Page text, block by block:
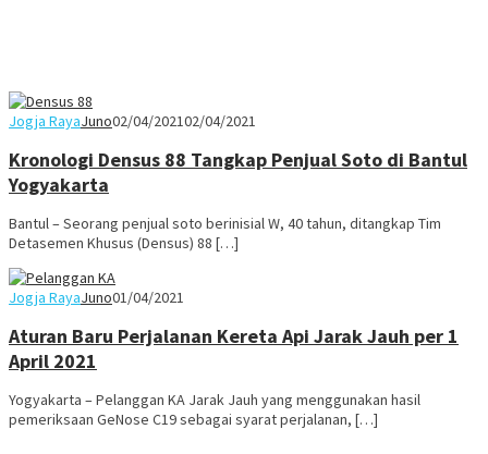
Jogja RayaJuno02/04/202102/04/2021
Kronologi Densus 88 Tangkap Penjual Soto di Bantul
Yogyakarta
Bantul – Seorang penjual soto berinisial W, 40 tahun, ditangkap Tim
Detasemen Khusus (Densus) 88 […]
Jogja RayaJuno01/04/2021
Aturan Baru Perjalanan Kereta Api Jarak Jauh per 1
April 2021
Yogyakarta – Pelanggan KA Jarak Jauh yang menggunakan hasil
pemeriksaan GeNose C19 sebagai syarat perjalanan, […]